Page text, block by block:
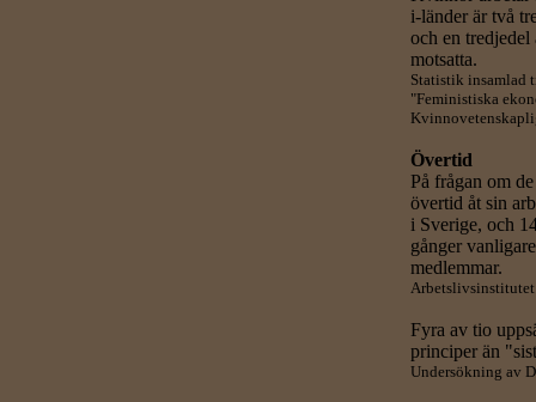
i-länder är två
och en
motsatta.
Statistik insamlad
"Feministiska
Övertid
På frågan om
övertid åt sin
i Sverige, och
gånger
medlemmar.
Fyra av tio
principer än
Undersökning av